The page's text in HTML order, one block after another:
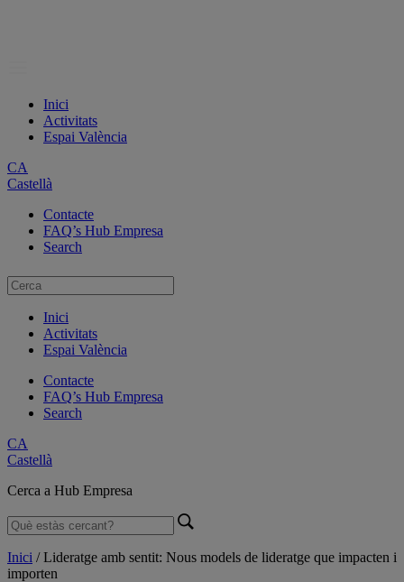
Inici
Activitats
Espai València
CA
Castellà
Contacte
FAQ’s Hub Empresa
Search
Inici
Activitats
Espai València
Contacte
FAQ’s Hub Empresa
Search
CA
Castellà
Cerca a Hub Empresa
Inici /Lideratge amb sentit: Nous models de lideratge que impacten i
importen